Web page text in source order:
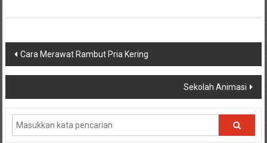
Navigasi
pos
Cara Merawat Rambut Pria Kering
Sekolah Animasi